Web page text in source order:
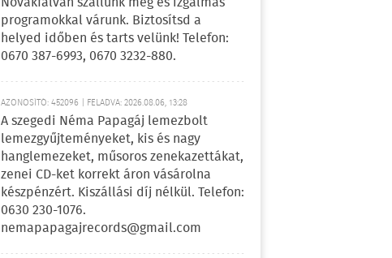
programokkal várunk. Biztosítsd a
helyed időben és tarts velünk! Telefon:
0670 387-6993, 0670 3232-880.
AZONOSÍTÓ: 452096 | FELADVA: 2026.08.06, 13:28
A szegedi Néma Papagáj lemezbolt
lemezgyűjteményeket, kis és nagy
hanglemezeket, műsoros zenekazettákat,
zenei CD-ket korrekt áron vásárolna
készpénzért. Kiszállási díj nélkül. Telefon:
0630 230-1076.
nemapapagajrecords@gmail.com